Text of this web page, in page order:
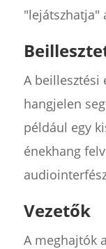
"lejátszhatja"
A beillesztési
hangjelen
például egy
énekhang
Vezetők
A meghajtók